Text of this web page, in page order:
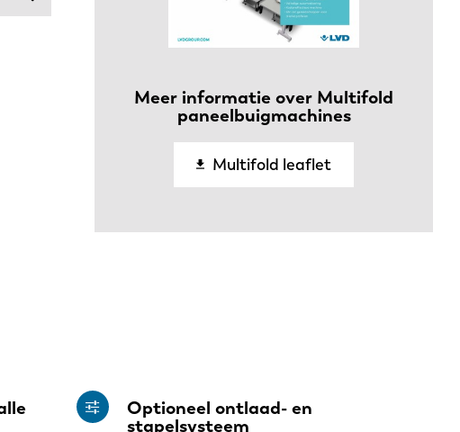
Meer informatie over Multifold
paneelbuigmachines
Multifold leaflet
Optioneel ontlaad- en
stapelsysteem